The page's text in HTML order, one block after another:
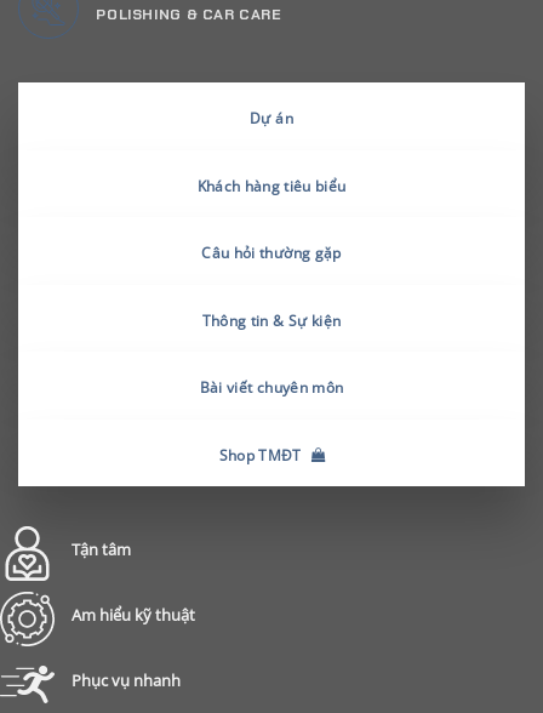
POLISHING & CAR CARE
Dự án
Khách hàng tiêu biểu
Câu hỏi thường gặp
Thông tin & Sự kiện
Bài viết chuyên môn
Shop TMĐT
Tận tâm
Am hiểu kỹ thuật
Phục vụ nhanh